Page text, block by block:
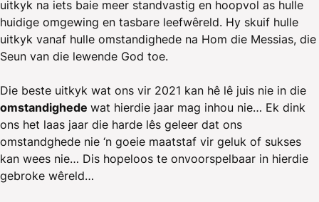
uitkyk na iets baie meer standvastig en hoopvol as hulle
huidige omgewing en tasbare leefwêreld. Hy skuif hulle
uitkyk vanaf hulle omstandighede na Hom die Messias, die
Seun van die lewende God toe.
Die beste uitkyk wat ons vir 2021 kan hê lê juis nie in die
omstandighede wat hierdie jaar mag inhou nie… Ek dink
ons het laas jaar die harde lês geleer dat ons
omstandghede nie ‘n goeie maatstaf vir geluk of sukses
kan wees nie… Dis hopeloos te onvoorspelbaar in hierdie
gebroke wêreld…